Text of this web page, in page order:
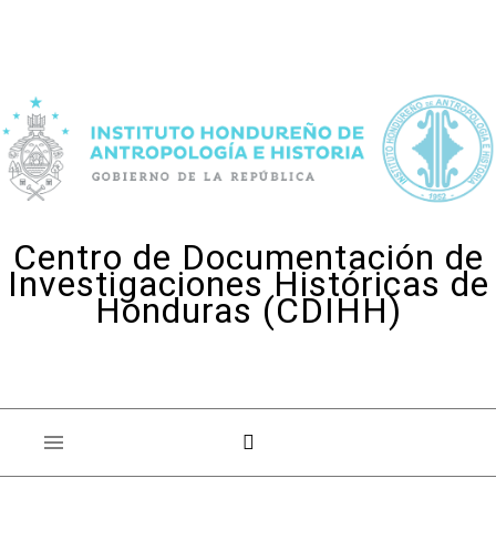
Centro de Documentación de
Investigaciones Históricas de
Honduras (CDIHH)